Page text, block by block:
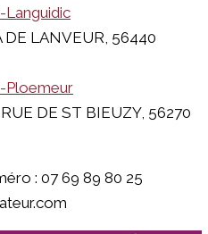
DE LANVEUR, 56440
Ploemeur
DE ST BIEUZY, 56270
: 07 69 89 80 25